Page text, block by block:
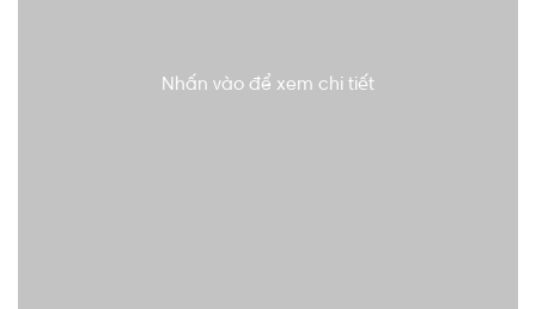
Nhấn vào để xem chi tiết